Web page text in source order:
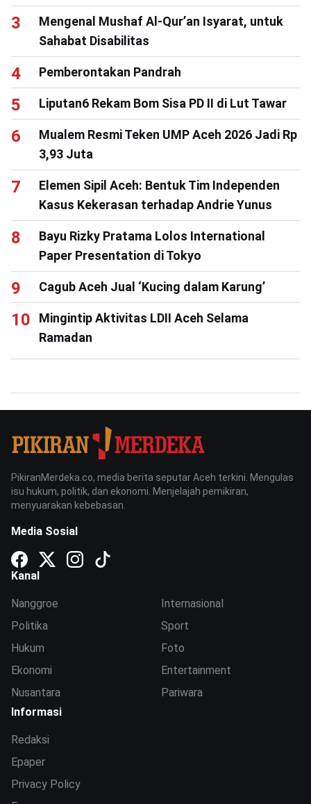
Mengenal Mushaf Al-Qur’an Isyarat, untuk
Sahabat Disabilitas
Pemberontakan Pandrah
Liputan6 Rekam Bom Sisa PD II di Lut Tawar
Mualem Resmi Teken UMP Aceh 2026 Jadi Rp
3,93 Juta
Elemen Sipil Aceh: Bentuk Tim Independen
Kasus Kekerasan terhadap Andrie Yunus
Bayu Rizky Pratama Lolos International
Paper Presentation di Tokyo
Cagub Aceh Jual ‘Kucing dalam Karung’
Mingintip Aktivitas LDII Aceh Selama
Ramadan
PikiranMerdeka.co, media berita seputar Aceh terkini. Mengulas
isu hukum, politik, dan ekonomi. Menjelajah pemikiran,
menyuarakan kebebasan.
Media Sosial
Kanal
Nanggroe
Politika
Hukum
Ekonomi
Nusantara
Internasional
Sport
Foto
Entertainment
Pariwara
Informasi
Redaksi
Epaper
Privacy Policy